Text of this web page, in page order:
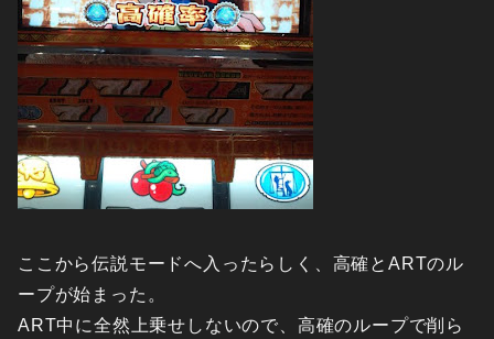
ここから伝説モードへ入ったらしく、高確とARTのル
ープが始まった。
ART中に全然上乗せしないので、高確のループで削ら